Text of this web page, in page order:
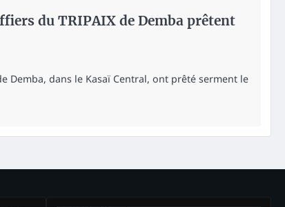
du TRIPAIX de Demba prêtent
Demba, dans le Kasaï Central, ont prêté serment le